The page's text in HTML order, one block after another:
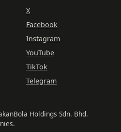
X
Facebook
Instagram
YouTube
TikTok
Telegram
Holdings Sdn. Bhd.